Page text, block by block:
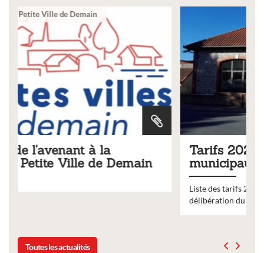
Tarifs 2026 des services
municipaux
Liste des tarifs 2026 des services municipaux,
délibération du conseil municipal du 19 décembre 2025
Toutes les actualités